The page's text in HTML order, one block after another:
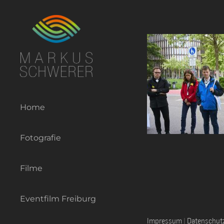
Home
Fotografie
Filme
Eventfilm Freiburg
Impressum |